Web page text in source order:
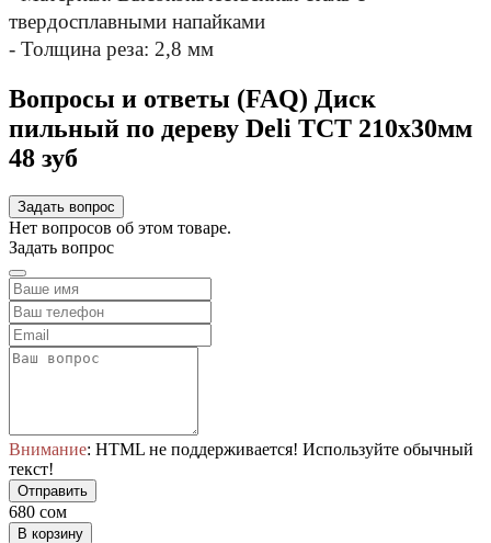
твердосплавными напайками
- Толщина реза: 2,8 мм
Вопросы и ответы (FAQ) Диск
пильный по дереву Deli TCT 210х30мм
48 зуб
Задать вопрос
Нет вопросов об этом товаре.
Задать вопрос
Внимание: HTML не поддерживается! Используйте обычный
текст!
Отправить
680 сом
В корзину